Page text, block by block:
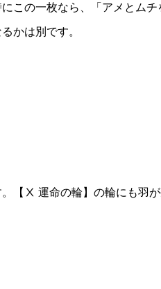
この一枚なら、「アメとムチ
かは別です。
【Ⅹ 運命の輪】の輪にも羽が